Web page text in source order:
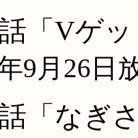
「Vゲ
9月26日
「なぎ